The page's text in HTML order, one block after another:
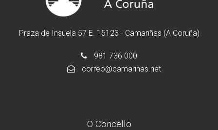
Praza de Insuela 57 E. 15123 - Camariñas (A Coruña)
981 736 000
correo@camarinas.net
O Concello